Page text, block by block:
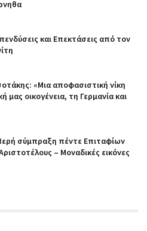
και Επεκτάσεις από τον
«Μια αποφασιστική νίκη
μας οικογένεια, τη Γερμανία και
σύμπραξη πέντε Επιταφίων
– Μοναδικές εικόνες